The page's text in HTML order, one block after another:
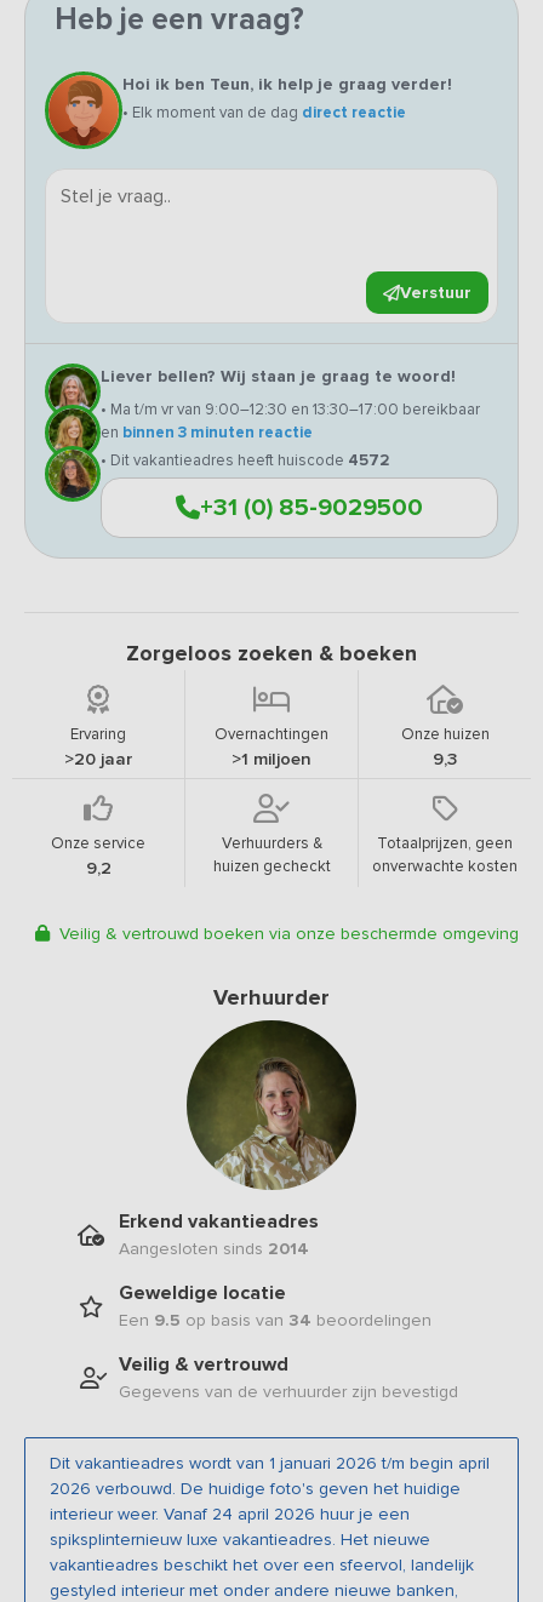
Heb je een vraag?
Hoi ik ben Teun, ik help je graag verder!
• Elk moment van de dag direct reactie
Verstuur
Liever bellen? Wij staan je graag te woord!
• Ma t/m vr van 9:00–12:30 en 13:30–17:00 bereikbaar
en binnen 3 minuten reactie
• Dit vakantieadres heeft huiscode 4572
+31 (0) 85-9029500
Zorgeloos zoeken & boeken
Ervaring
>20 jaar
Overnachtingen
>1 miljoen
Onze huizen
9,3
Onze service
9,2
Verhuurders &
huizen gecheckt
Totaalprijzen, geen
onverwachte kosten
Veilig & vertrouwd boeken via onze beschermde omgeving
Verhuurder
Erkend vakantieadres
Aangesloten sinds 2014
Geweldige locatie
Een 9.5 op basis van 34 beoordelingen
Veilig & vertrouwd
Gegevens van de verhuurder zijn bevestigd
Dit vakantieadres wordt van 1 januari 2026 t/m begin april
2026 verbouwd. De huidige foto's geven het huidige
interieur weer. Vanaf 24 april 2026 huur je een
spiksplinternieuw luxe vakantieadres. Het nieuwe
vakantieadres beschikt het over een sfeervol, landelijk
gestyled interieur met onder andere nieuwe banken,